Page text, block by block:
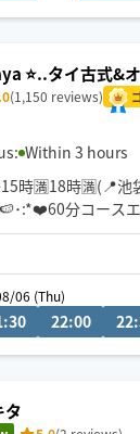
週でやらせいただ
いいたします。
18:00
⭐️..タイ古式&
(1,150 reviews)
Within 3 hours
時🈵18時🈵(📍池
･:*❤️60分コース
🍀˚✧₊⁎ 全身をしっかりほぐせ
のコースをオスス
はストレッチ多め
イムはおまかせく
06 (Thu)
22:00
タ